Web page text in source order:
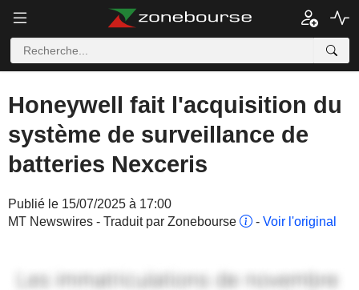
Honeywell fait l'acquisition du
système de surveillance de
batteries Nexceris
Publié le 15/07/2025 à 17:00
MT Newswires - Traduit par Zonebourse
- Voir l'original